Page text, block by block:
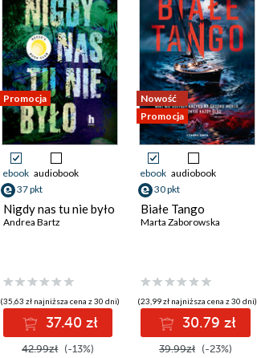
Promocja
ebook audiobook
37 pkt
Nigdy nas tu nie było
Andrea Bartz
(35,63 zł najniższa cena z 30 dni)
37.40 zł
42.99zł (-13%)
Nowość
Promocja
ebook audiobook
30 pkt
Białe Tango
Marta Zaborowska
(23,99 zł najniższa cena z 30 dni)
30.79 zł
39.99zł (-23%)